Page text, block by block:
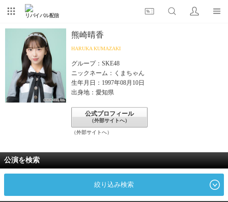
リバイバル配信
熊崎晴香
HARUKA KUMAZAKI
グループ：SKE48
ニックネーム：くまちゃん
生年月日：1997年08月10日
出身地：愛知県
公式プロフィール
（外部サイトへ）
（外部サイトへ）
公演を検索
絞り込み検索